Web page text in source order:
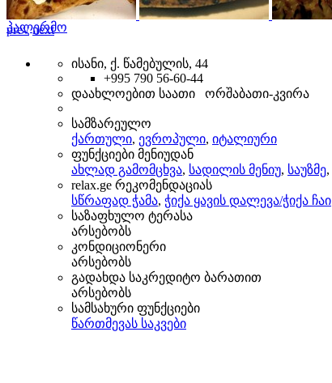
prev next
პალერმო
ისანი, ქ. წამებულის, 44
+995 790 56-60-44
დაახლოებით საათი ორშაბათი-კვირა
სამზარეულო
ქართული, ევროპული, იტალიური
ფუნქციები მენიუდან
ახლად გამომცხვა, სადილის მენიუ, საუზმე,
relax.ge რეკომენდაციას
სწრაფად ჭამა, ჭიქა ყავის დალევა/ჭიქა ჩაი
საზაფხულო ტერასა
არსებობს
კონდიციონერი
არსებობს
გადახდა საკრედიტო ბარათით
არსებობს
სამსახური ფუნქციები
წართმევას საკვები